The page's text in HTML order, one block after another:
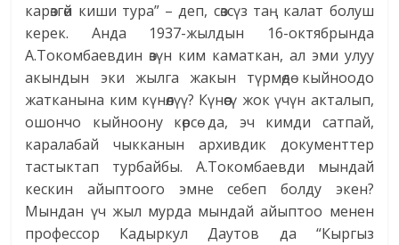
карөзгөй киши тура” – деп, сөзсүз таң калат болуш
керек. Анда 1937-жылдын 16-октябрында
А.Токомбаевдин өзүн ким каматкан, ал эми улуу
акындын эки жылга жакын түрмөдө кыйноодо
жатканына ким күнөө­лүү? Күнөөсү жок үчүн акталып,
ошончо кыйноону көрсө да, эч кимди сатпай,
каралабай чыкканын архивдик документтер
тастыктап турбайбы. А.Токомбаевди мындай
кескин айыптоого эмне себеп болду экен?
Мындан үч жыл мурда мындай айыптоо менен
профессор Кадыркул Даутов да “Кыргыз